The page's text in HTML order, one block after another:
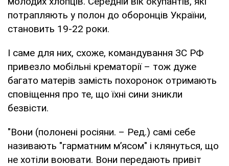
потрапляють у полон до оборонців України,
становить 19-22 роки.
І саме для них, схоже, командування ЗС РФ
привезло мобільні крематорії – тож дуже
багато матерів замість похоронок отримають
сповіщення про те, що їхні сини зникли
безвісти.
"Вони (полонені росіяни. – Ред.) самі себе
називають "гарматним м’ясом" і клянуться, що
не хотіли воювати. Вони передають привіт